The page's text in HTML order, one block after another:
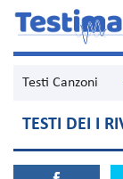
Testi Canzoni
TESTI DEI I